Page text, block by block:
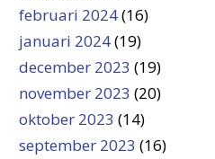
februari 2024(16)
januari 2024(19)
december 2023 (19)
november 2023 (20)
oktober 2023 (14)
september 2023 (16)